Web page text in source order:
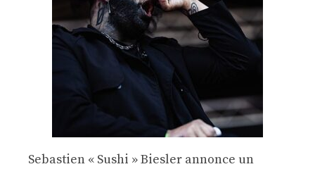
Sebastien « Sushi » Biesler annonce un